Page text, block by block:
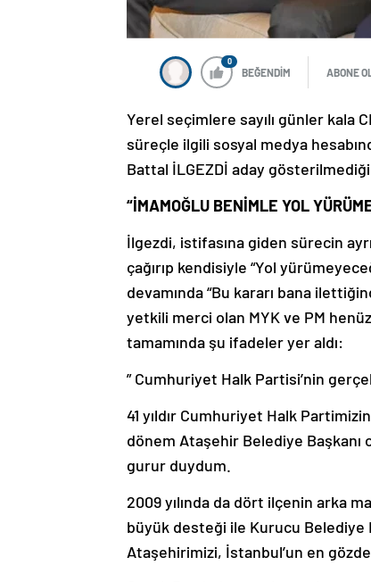
0
BEĞENDİM ABONE
Yerel seçimlere sayılı günler kala
süreçle ilgili sosyal medya
Battal İLGEZDİ aday
“İMAMOĞLU BENİMLE YOL
İlgezdi, istifasına giden sürecin
çağırıp kendisiyle “Yol
devamında “Bu kararı bana
yetkili merci olan MYK ve PM henüz
tamamında şu ifadeler yer aldı:
” Cumhuriyet Halk Partisi’nin
41 yıldır Cumhuriyet Halk
dönem Ataşehir Belediye Başkanı
gurur duydum.
2009 yılında da dört ilçenin arka
büyük desteği ile Kurucu Belediye
Ataşehirimizi, İstanbul’un en